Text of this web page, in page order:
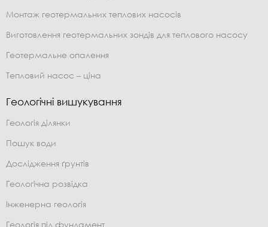
Монтаж геотермальних теплових насосів
Виготовлення геотермальних зондів для теплового насосу
Геотермальне опалення
Тепловий насос – ціна
Геологічні вишукування
Геологія ділянки
Пошук води
Дослідження ґрунтів
Геологічна розвідка
Інженерна геологія
Геологія під фундамент